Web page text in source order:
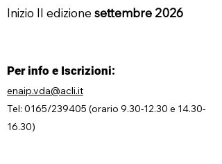
Inizio II edizione settembre 2026
Per info e Iscrizioni:
enaip.vda@acli.it
Tel: 0165/239405 (orario 9.30-12.30 e 14.30-
16.30)